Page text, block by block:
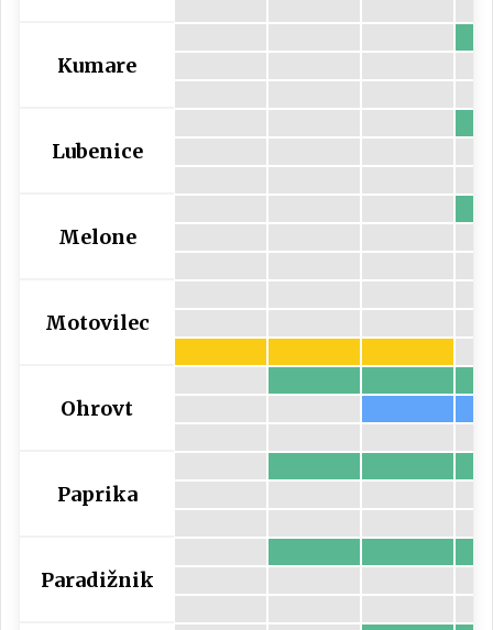
Kumare
Lubenice
Melone
Motovilec
Ohrovt
Paprika
Paradižnik